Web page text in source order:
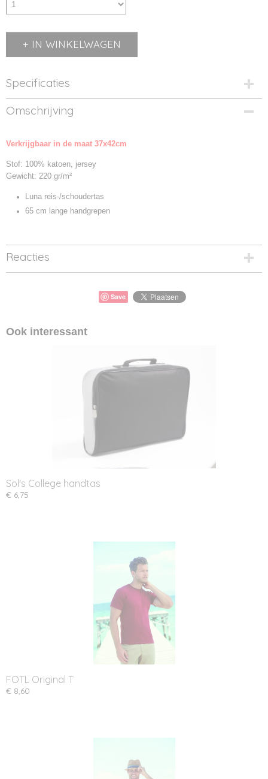
IN WINKELWAGEN
Specificaties
Productcode
02097-1
02097
Omschrijving
Verkrijgbaar in de maat 37x42cm
Stof: 100% katoen, jersey
Gewicht: 220 gr/m²
Luna reis-/schoudertas
65 cm lange handgrepen
Reacties
Save
Ook interessant
Sol's College handtas
€ 6,75
FOTL Original T
€ 8,60